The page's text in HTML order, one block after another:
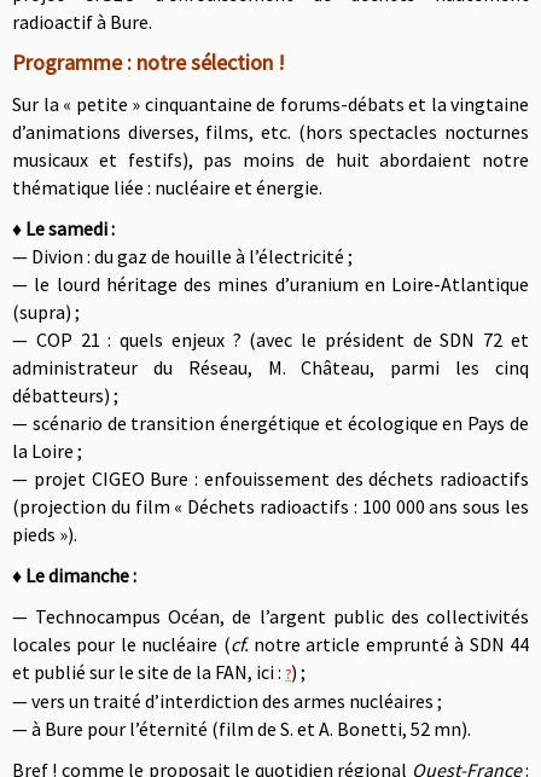
radioactif à Bure.
Programme : notre sélection !
Sur la « petite » cinquantaine de forums-débats et la vingtaine
d’animations diverses, films, etc. (hors spectacles nocturnes
musicaux et festifs), pas moins de huit abordaient notre
thématique liée : nucléaire et énergie.
♦ Le samedi :
— Divion : du gaz de houille à l’électricité ;
— le lourd héritage des mines d’uranium en Loire-Atlantique
(supra) ;
— COP 21 : quels enjeux ? (avec le président de SDN 72 et
administrateur du Réseau, M. Château, parmi les cinq
débatteurs) ;
— scénario de transition énergétique et écologique en Pays de
la Loire ;
— projet CIGEO Bure : enfouissement des déchets radioactifs
(projection du film « Déchets radioactifs : 100 000 ans sous les
pieds »).
♦ Le dimanche :
— Technocampus Océan, de l’argent public des collectivités
locales pour le nucléaire (cf.notre article emprunté à SDN 44
et publié sur le site de la FAN, ici : ?) ;
— vers un traité d’interdiction des armes nucléaires ;
— à Bure pour l’éternité (film de S. et A. Bonetti, 52 mn).
Bref ! comme le proposait le quotidien régional Ouest-France: